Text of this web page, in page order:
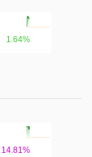
1.64%
14.81%